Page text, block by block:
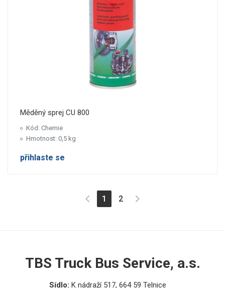
Měděný sprej CU 800
Kód: Chemie
Hmotnost: 0,5 kg
přihlaste se
1 (aktuální)
2
TBS Truck Bus Service, a.s.
Sídlo: K nádraží 517, 664 59 Telnice